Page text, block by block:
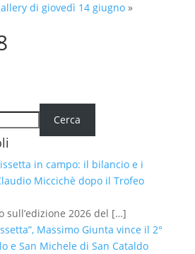
di giovedì 14 giugno»
Cerca
in campo: il bilancio e i
Miccichè dopo il Trofeo
sull’edizione 2026 del […]
Massimo Giunta vince il 2°
e San Michele di San Cataldo